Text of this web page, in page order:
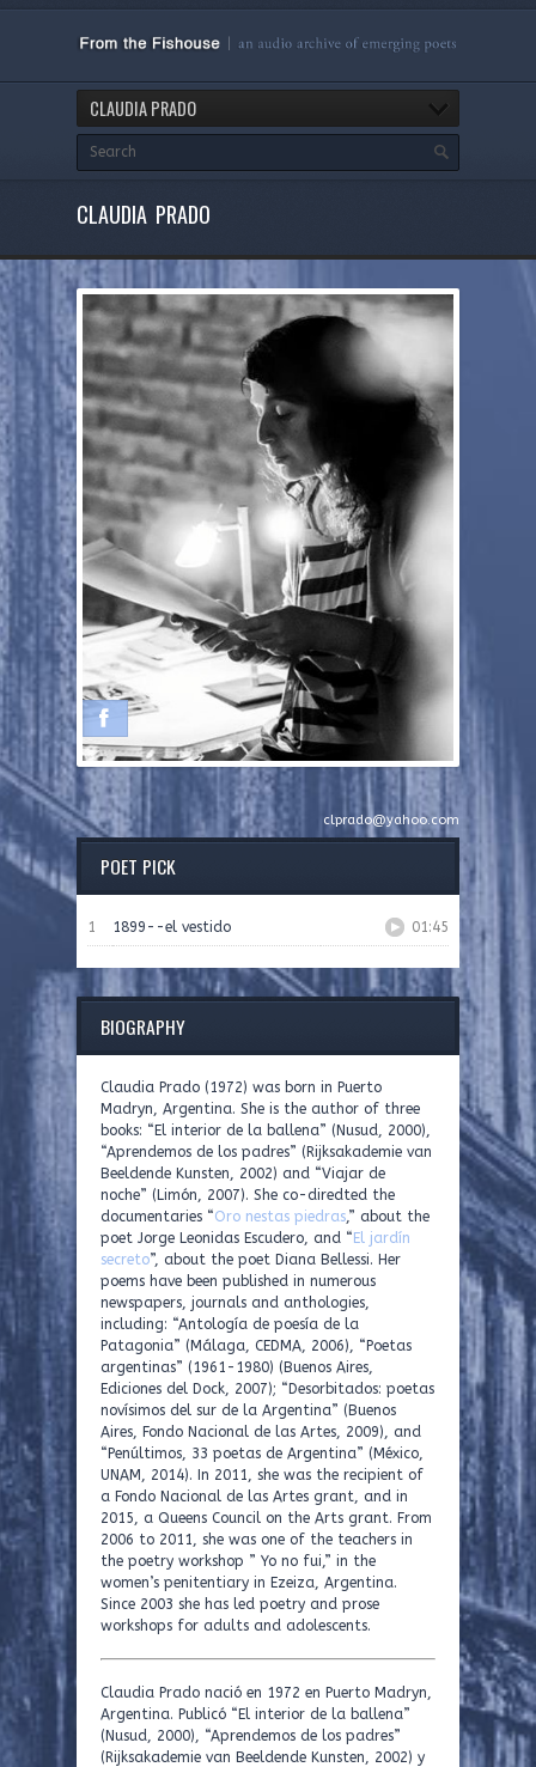
CLAUDIA PRADO
CLAUDIA PRADO
clprado@yahoo.com
POET PICK
1 1899--el vestido 01:45
BIOGRAPHY
Claudia Prado (1972) was born in Puerto
Madryn, Argentina. She is the author of three
books: “El interior de la ballena” (Nusud, 2000),
“Aprendemos de los padres” (Rijksakademie van
Beeldende Kunsten, 2002) and “Viajar de
noche” (Limón, 2007). She co-diredted the
documentaries “Oro nestas piedras ,” about the
poet Jorge Leonidas Escudero, and “El jardín
secreto”, about the poet Diana Bellessi. Her
poems have been published in numerous
newspapers, journals and anthologies,
including: “Antología de poesía de la
Patagonia” (Málaga, CEDMA, 2006), “Poetas
argentinas” (1961-1980) (Buenos Aires,
Ediciones del Dock, 2007); “Desorbitados: poetas
novísimos del sur de la Argentina” (Buenos
Aires, Fondo Nacional de las Artes, 2009), and
“Penúltimos, 33 poetas de Argentina” (México,
UNAM, 2014). In 2011, she was the recipient of
a Fondo Nacional de las Artes grant, and in
2015, a Queens Council on the Arts grant. From
2006 to 2011, she was one of the teachers in
the poetry workshop ” Yo no fui,” in the
women’s penitentiary in Ezeiza, Argentina.
Since 2003 she has led poetry and prose
workshops for adults and adolescents.
Claudia Prado nació en 1972 en Puerto Madryn,
Argentina. Publicó “El interior de la ballena”
(Nusud, 2000), “Aprendemos de los padres”
(Rijksakademie van Beeldende Kunsten, 2002) y